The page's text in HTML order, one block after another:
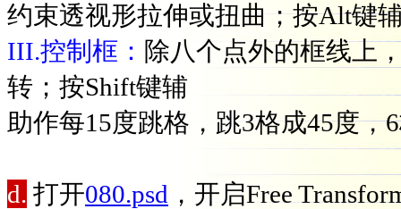
约束透视形拉伸或扭曲；按Alt键
III.控制框： 除八个点外的框线上
转；按Shift键辅
助作每15度跳格，跳3格成45度，
d. 打开080.psd ，开启Free